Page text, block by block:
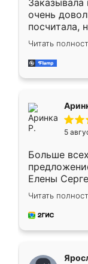
Заказывала
очень
посчитала,
Замерщик
делу со
за день,
Читать
5
Больше
Елены
короткие
для замера
предложил
Читать